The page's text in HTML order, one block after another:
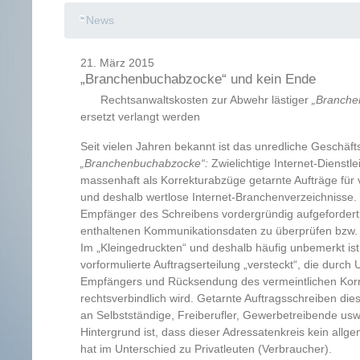
News
21. März 2015
„Branchenbuchabzocke“ und kein Ende
Rechtsanwaltskosten zur Abwehr lästiger
ersetzt verlangt werden
Seit vielen Jahren bekannt ist das unredliche
„Branchenbuchabzocke“: Zwielichtige Internet-
massenhaft als Korrekturabzüge getarnte Aufträge für
und deshalb wertlose Internet-
Empfänger des Schreibens vordergründig
enthaltenen Kommunikationsdaten zu überprüfen
Im „Kleingedruckten“ und deshalb häufig unbemerkt
vorformulierte Auftragserteilung „versteckt“, die durch
Empfängers und Rücksendung des vermeintlichen
rechtsverbindlich wird. Getarnte Auftragsschreiben
an Selbstständige, Freiberufler, Gewerbetreibende
Hintergrund ist, dass dieser Adressatenkreis kein
hat im Unterschied zu Privatleuten (Verbraucher).